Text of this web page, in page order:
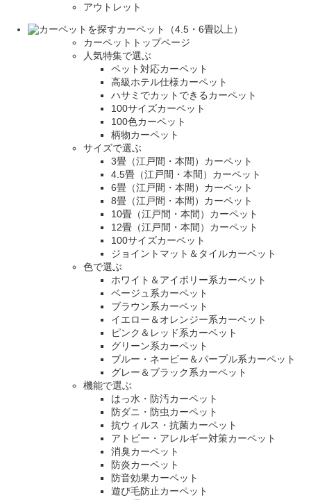
アウトレット
カーペット（4.5・6畳以上）
カーペットトップページ
人気特集で選ぶ
ペット対応カーペット
高級ホテル仕様カーペット
ハサミでカットできるカーペット
100サイズカーペット
100色カーペット
柄物カーペット
サイズで選ぶ
3畳（江戸間・本間）カーペット
4.5畳（江戸間・本間）カーペット
6畳（江戸間・本間）カーペット
8畳（江戸間・本間）カーペット
10畳（江戸間・本間）カーペット
12畳（江戸間・本間）カーペット
100サイズカーペット
ジョイントマット＆タイルカーペット
色で選ぶ
ホワイト＆アイボリー系カーペット
ベージュ系カーペット
ブラウン系カーペット
イエロー＆オレンジー系カーペット
ピンク＆レッド系カーペット
グリーン系カーペット
ブルー・ネービー＆パープル系カーペット
グレー＆ブラック系カーペット
機能で選ぶ
はっ水・防汚カーペット
防ダニ・防虫カーペット
抗ウィルス・抗菌カーペット
アトピー・アレルギー対策カーペット
消臭カーペット
防炎カーペット
防音効果カーペット
遊び毛防止カーペット